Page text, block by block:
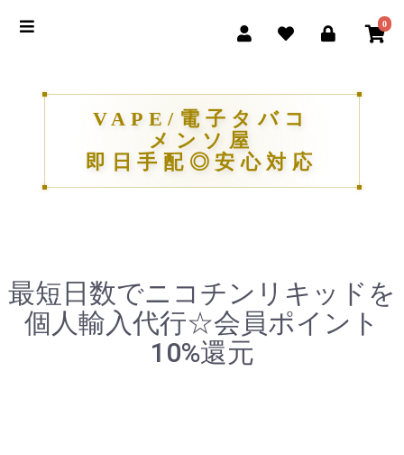
0
VAPE/電子タバコ
メンソ屋
即日手配◎安心対応
最短日数でニコチンリキッドを
個人輸入代行☆会員ポイント
10%還元